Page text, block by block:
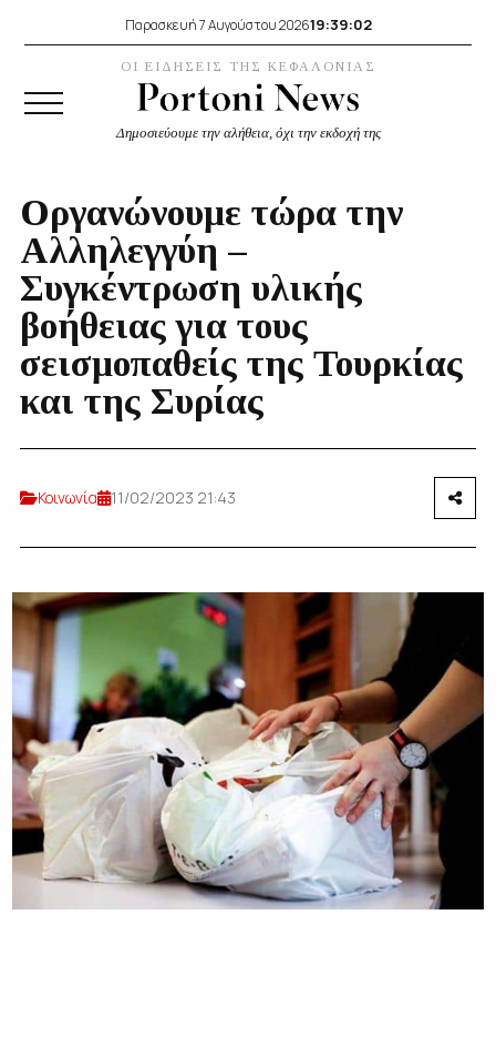
Παρασκευή 7 Αυγούστου 202619:39:02
ΟΙ ΕΙΔΗΣΕΙΣ ΤΗΣ ΚΕΦΑΛΟΝΙΑΣ
Δημοσιεύουμε την αλήθεια, όχι την εκδοχή της
Οργανώνουμε τώρα την
Αλληλεγγύη –
Συγκέντρωση υλικής
βοήθειας για τους
σεισμοπαθείς της Τουρκίας
και της Συρίας
Κοινωνία 11/02/2023 21:43